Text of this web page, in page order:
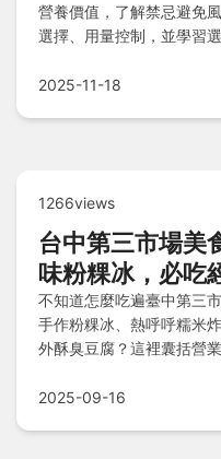
營養價值，了解禁忌避免
選擇、用量控制，並學習
質！
2025-11-18
1266views
台中第三市場美
味粉粿冰，必吃
不知道怎麼吃遍臺中第三
手作粉粿冰、熱呼呼糯米
外酥臭豆腐？這裡囊括營
2025-09-16